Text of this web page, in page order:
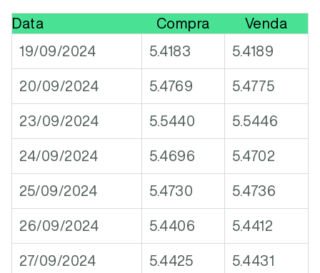
Data Compra
Venda
19/09/2024
5.4183 5.4189
20/09/2024 5.4769 5.4775
23/09/2024 5.5440 5.5446
24/09/2024 5.4696 5.4702
25/09/2024 5.4730 5.4736
26/09/2024 5.4406 5.4412
27/09/2024 5.4425 5.4431